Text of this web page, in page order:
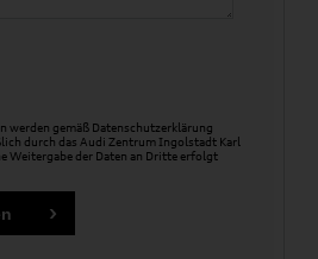
werden gemäß Datenschutzerklärung
durch das Audi Zentrum Ingolstadt Karl
Weitergabe der Daten an Dritte erfolgt